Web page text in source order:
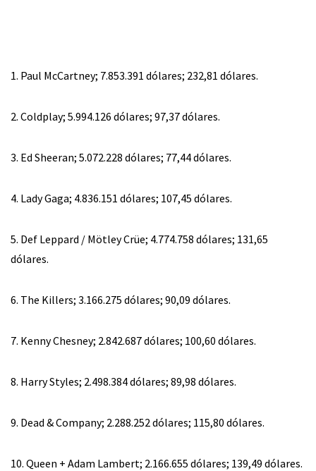
1. Paul McCartney; 7.853.391 dólares; 232,81 dólares.
2. Coldplay; 5.994.126 dólares; 97,37 dólares.
3. Ed Sheeran; 5.072.228 dólares; 77,44 dólares.
4. Lady Gaga; 4.836.151 dólares; 107,45 dólares.
5. Def Leppard / Mötley Crüe; 4.774.758 dólares; 131,65
dólares.
6. The Killers; 3.166.275 dólares; 90,09 dólares.
7. Kenny Chesney; 2.842.687 dólares; 100,60 dólares.
8. Harry Styles; 2.498.384 dólares; 89,98 dólares.
9. Dead & Company; 2.288.252 dólares; 115,80 dólares.
10. Queen + Adam Lambert; 2.166.655 dólares; 139,49 dólares.